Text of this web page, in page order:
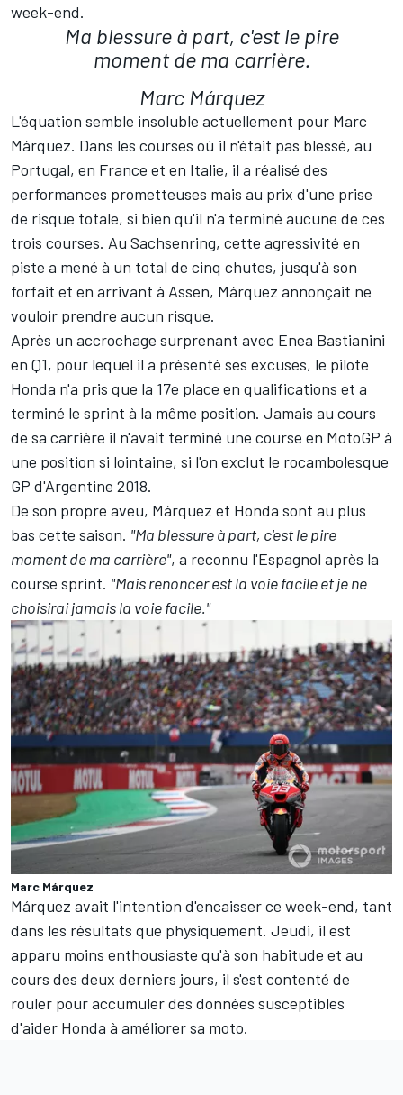
week-end.
Ma blessure à part, c'est le pire
moment de ma carrière.
Marc Márquez
L'équation semble insoluble actuellement pour Marc
Márquez. Dans les courses où il n'était pas blessé, au
Portugal, en France et en Italie, il a réalisé des
performances prometteuses mais au prix d'une prise
de risque totale, si bien qu'il n'a terminé aucune de ces
trois courses. Au Sachsenring, cette agressivité en
piste a mené à un total de cinq chutes, jusqu'à son
forfait et en arrivant à Assen, Márquez annonçait ne
vouloir prendre aucun risque.
Après un accrochage surprenant avec Enea Bastianini
en Q1, pour lequel il a présenté ses excuses, le pilote
Honda n'a pris que la 17e place en qualifications et a
terminé le sprint à la même position. Jamais au cours
de sa carrière il n'avait terminé une course en MotoGP à
une position si lointaine, si l'on exclut le rocambolesque
GP d'Argentine 2018.
De son propre aveu, Márquez et Honda sont au plus
bas cette saison. "Ma blessure à part, c'est le pire
moment de ma carrière", a reconnu l'Espagnol après la
course sprint. "Mais renoncer est la voie facile et je ne
choisirai jamais la voie facile."
Marc Márquez
Márquez avait l'intention d'encaisser ce week-end, tant
dans les résultats que physiquement. Jeudi, il est
apparu moins enthousiaste qu'à son habitude et au
cours des deux derniers jours, il s'est contenté de
rouler pour accumuler des données susceptibles
d'aider Honda à améliorer sa moto.